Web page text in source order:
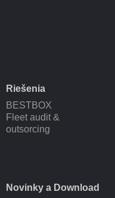
Riešenia
BESTBOX
Fleet audit &
outsorcing
Novinky a Download